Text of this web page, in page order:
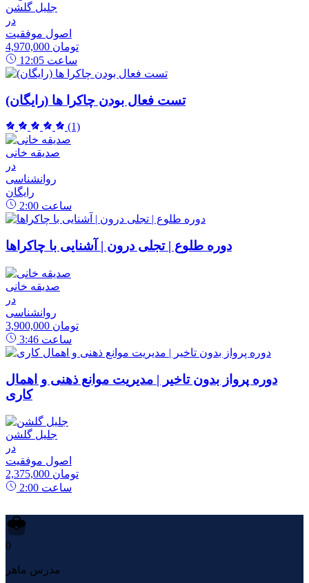
جلیل گلشن
در
اصول موفقیت
4,970,000 تومان
12:05 ساعت
تست فعال بودن چاکرا ها (رایگان)
(1)
صدیقه خانی
در
روانشناسی
رایگان
2:00 ساعت
دوره طلوع | تجلی درون | آشنایی با چاکراها
صدیقه خانی
در
روانشناسی
3,900,000 تومان
3:46 ساعت
دوره پرواز بدون تاخیر | مدیریت موانع ذهنی و اهمال
کاری
جلیل گلشن
در
اصول موفقیت
2,375,000 تومان
2:00 ساعت
0
مدرس ماهر